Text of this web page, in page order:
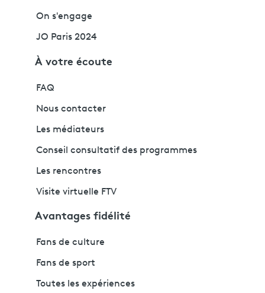
On s'engage
JO Paris 2024
À votre écoute
FAQ
Nous contacter
Les médiateurs
Conseil consultatif des programmes
Les rencontres
Visite virtuelle FTV
Avantages fidélité
Fans de culture
Fans de sport
Toutes les expériences